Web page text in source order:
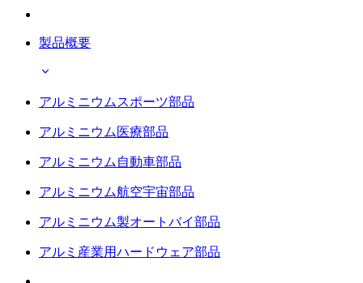
製品概要
アルミニウムスポーツ部品
アルミニウム医療部品
アルミニウム自動車部品
アルミニウム航空宇宙部品
アルミニウム製オートバイ部品
アルミ産業用ハードウェア部品